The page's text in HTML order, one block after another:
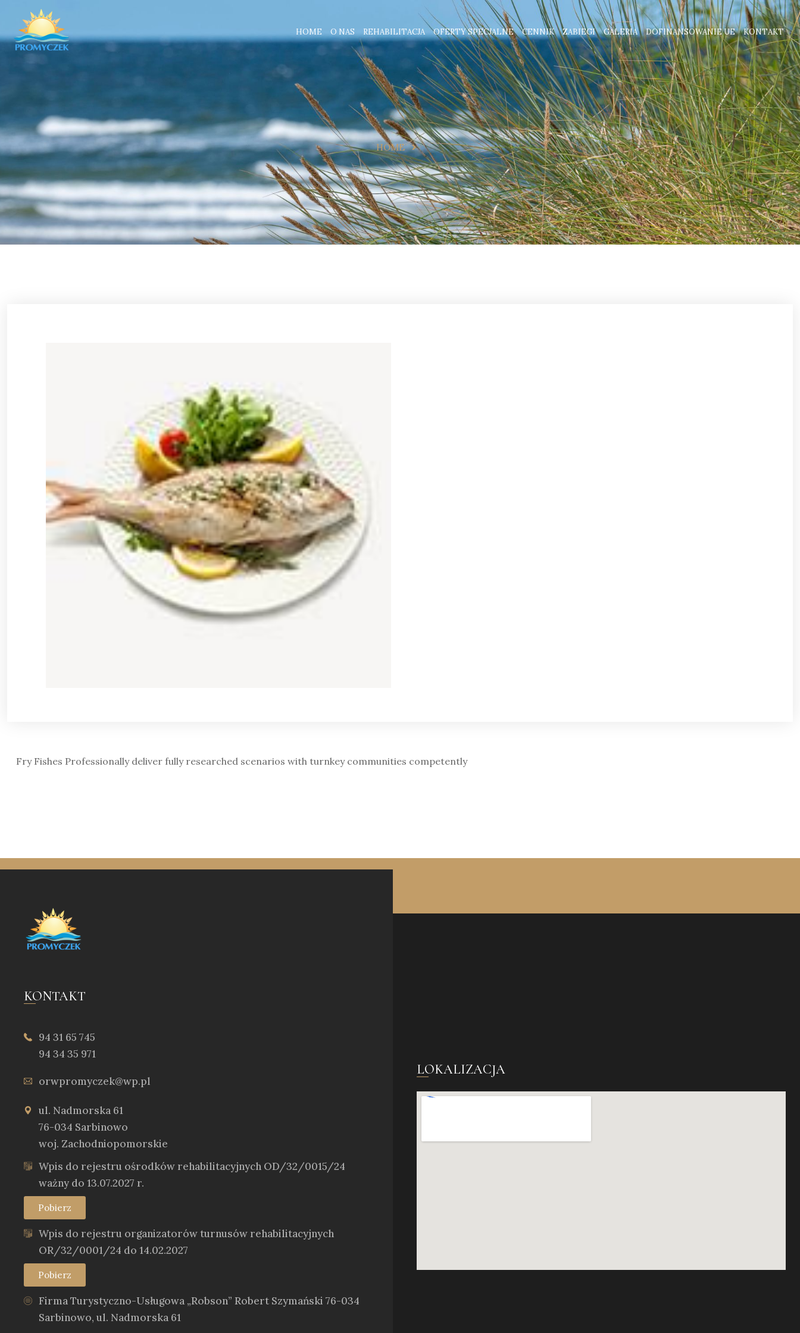
HOME O NAS REHABILITACJA OFERTY SPECJALNE CENNIK ZABIEGI GALERIA DOFINANSOWANIE UE KONTAKT
HOME
Fry Fishes Professionally deliver fully researched scenarios with turnkey communities competently
KONTAKT
94 31 65 745
94 34 35 971
orwpromyczek@wp.pl
ul. Nadmorska 61
76-034 Sarbinowo
woj. Zachodniopomorskie
Wpis do rejestru ośrodków rehabilitacyjnych OD/32/0015/24
ważny do 13.07.2027 r.
Pobierz
Wpis do rejestru organizatorów turnusów rehabilitacyjnych
OR/32/0001/24 do 14.02.2027
Pobierz
Firma Turystyczno-Usługowa „Robson” Robert Szymański 76-034
Sarbinowo, ul. Nadmorska 61
LOKALIZACJA